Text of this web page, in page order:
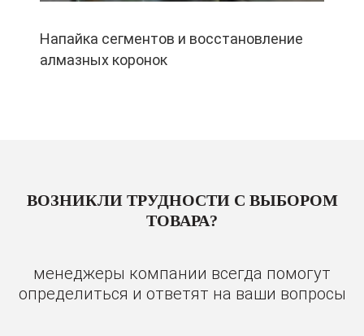
Напайка сегментов и восстановление
алмазных коронок
ВОЗНИКЛИ ТРУДНОСТИ С ВЫБОРОМ
ТОВАРА?
менеджеры компании всегда помогут
определиться и ответят на ваши вопросы